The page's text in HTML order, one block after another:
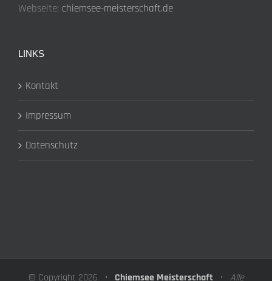
Webseite: chiemsee-meisterschaft.de
LINKS
Kontakt
Impressum
Datenschutz
© Copyright 2026 • Chiemsee Meisterschaft• Alle